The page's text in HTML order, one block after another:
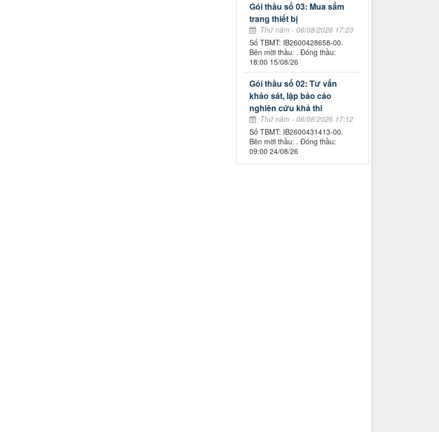
Gói thầu số 03: Mua sắm
trang thiết bị
Thứ năm - 06/08/2026 17:23
Số TBMT: IB2600428658-00.
Bên mời thầu: . Đóng thầu:
18:00 15/08/26
Gói thầu số 02: Tư vấn
khảo sát, lập báo cáo
nghiên cứu khả thi
Thứ năm - 06/08/2026 17:12
Số TBMT: IB2600431413-00.
Bên mời thầu: . Đóng thầu:
09:00 24/08/26